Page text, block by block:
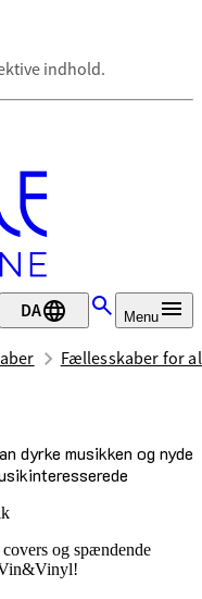
indhold.
DA Menu
Fællesskaber for
dyrke musikken og nyde
og spændende